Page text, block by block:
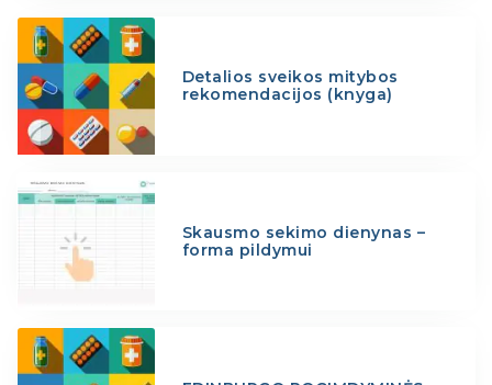
Detalios sveikos mitybos
rekomendacijos (knyga)
Skausmo sekimo dienynas –
forma pildymui